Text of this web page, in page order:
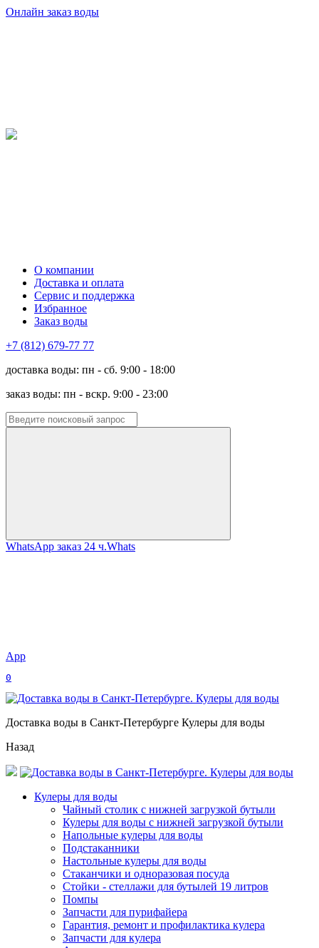
Онлайн заказ воды
О компании
Доставка и оплата
Сервис и поддержка
Избранное
Заказ воды
+7 (812) 679-77 77
доставка воды: пн - сб. 9:00 - 18:00
заказ воды: пн - вскр. 9:00 - 23:00
WhatsApp заказ 24 ч.Whats
App
0
Доставка воды в Санкт-Петербурге Кулеры для воды
Назад
Кулеры для воды
Чайный столик с нижней загрузкой бутыли
Кулеры для воды с нижней загрузкой бутыли
Напольные кулеры для воды
Подстаканники
Настольные кулеры для воды
Стаканчики и одноразовая посуда
Стойки - стеллажи для бутылей 19 литров
Помпы
Запчасти для пурифайера
Гарантия, ремонт и профилактика кулера
Запчасти для кулера